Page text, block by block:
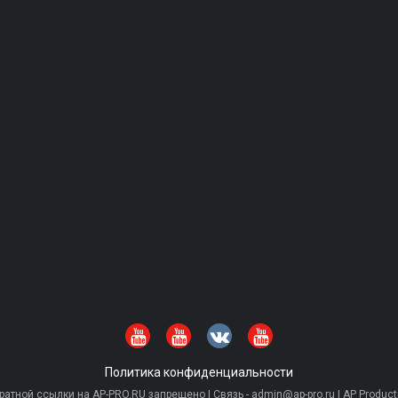
Политика конфиденциальности
ссылки на AP-PRO.RU запрещено | Связь - admin@ap-pro.ru | AP